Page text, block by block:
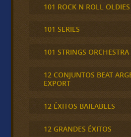
101 ROCK N ROLL
101 SERIES
101 STRINGS ORCHESTRA
12 CONJUNTOS BEAT
EXPORT
12 ÉXITOS BAILABLES
12 GRANDES ÉXITOS